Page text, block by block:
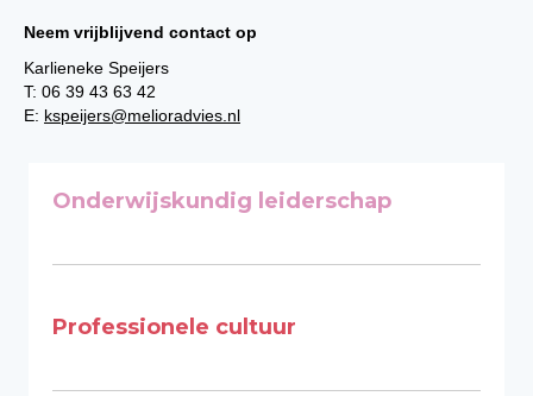
Neem vrijblijvend contact op
Karlieneke Speijers
T: 06 39 43 63 42
E: kspeijers@melioradvies.nl
Onderwijskundig leiderschap
Professionele cultuur